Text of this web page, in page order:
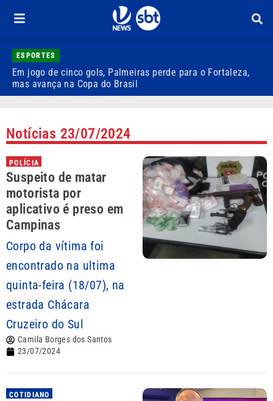
ESPORTES
Em jogo de cinco gols, Palmeiras perde para o Fortaleza,
mas avança na Copa do Brasil
Notícias 23/07/2024
POLÍCIA
Suspeito de matar
motorista por
aplicativo é preso em
Campinas
Corpo da vítima foi
encontrado na ultima
quinta-feira (18/07), na
estrada Chácara
Cruzeiro do Sul
Camila Borges dos Santos
23/07/2024
COTIDIANO